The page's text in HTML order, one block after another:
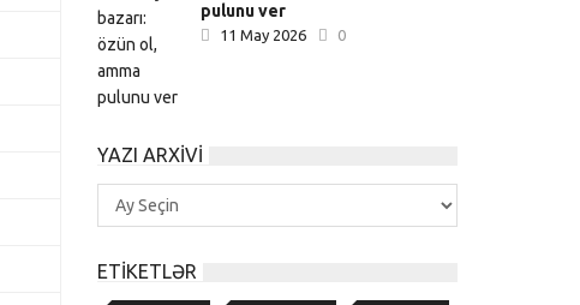
pulunu ver
11 May 2026 0
YAZI ARXIVI
Yazı
Arxivi
ETIKETLƏR